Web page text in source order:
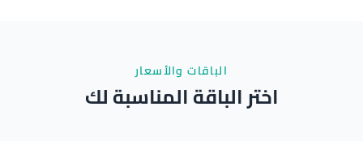
الباقات والأسعار
اختر الباقة المناسبة لك